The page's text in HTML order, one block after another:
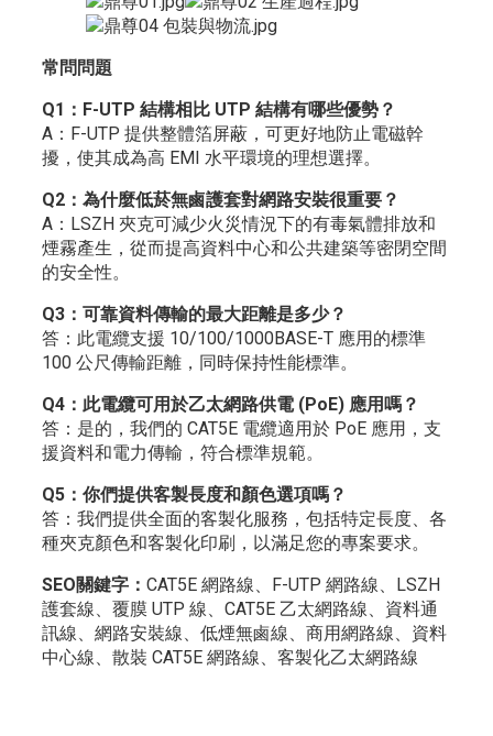
常問問題
Q1：F-UTP 結構相比 UTP 結構有哪些優勢？
A：F-UTP 提供整體箔屏蔽，可更好地防止電磁幹
擾，使其成為高 EMI 水平環境的理想選擇。
Q2：為什麼低菸無鹵護套對網路安裝很重要？
A：LSZH 夾克可減少火災情況下的有毒氣體排放和
煙霧產生，從而提高資料中心和公共建築等密閉空間
的安全性。
Q3：可靠資料傳輸的最大距離是多少？
答：此電纜支援 10/100/1000BASE-T 應用的標準
100 公尺傳輸距離，同時保持性能標準。
Q4：此電纜可用於乙太網路供電 (PoE) 應用嗎？
答：是的，我們的 CAT5E 電纜適用於 PoE 應用，支
援資料和電力傳輸，符合標準規範。
Q5：你們提供客製長度和顏色選項嗎？
答：我們提供全面的客製化服務，包括特定長度、各
種夾克顏色和客製化印刷，以滿足您的專案要求。
SEO關鍵字： CAT5E 網路線、F-UTP 網路線、LSZH
護套線、覆膜 UTP 線、CAT5E 乙太網路線、資料通
訊線、網路安裝線、低煙無鹵線、商用網路線、資料
中心線、散裝 CAT5E 網路線、客製化乙太網路線